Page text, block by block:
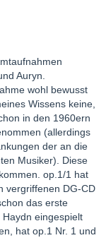
Auryn.
wohl bewusst
Wissens keine,
in den 1960ern
(allerdings
der an die
Musiker). Diese
op.1/1 hat
vergriffenen DG-CD
das erste
eingespielt
hat op.1 Nr. 1 und